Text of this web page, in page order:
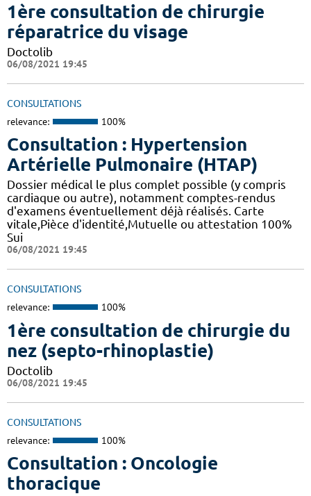
1ère consultation de chirurgie
réparatrice du visage
Doctolib
06/08/2021 19:45
CONSULTATIONS
relevance: 100%
Consultation : Hypertension
Artérielle Pulmonaire (HTAP)
Dossier médical le plus complet possible (y compris
cardiaque ou autre), notamment comptes-rendus
d'examens éventuellement déjà réalisés. Carte
vitale,Pièce d'identité,Mutuelle ou attestation 100%
Sui
06/08/2021 19:45
CONSULTATIONS
relevance: 100%
1ère consultation de chirurgie du
nez (septo-rhinoplastie)
Doctolib
06/08/2021 19:45
CONSULTATIONS
relevance: 100%
Consultation : Oncologie
thoracique